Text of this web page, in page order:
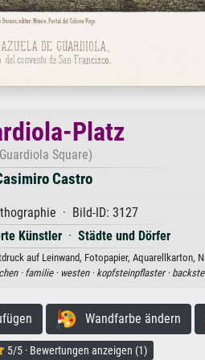
Platz
Square)
Castro
· Bild-ID: 3127
Künstler· Städte und Dörfer
auf Leinwand, Fotopapier, Aquarellkarton,
· familie · westen · kopfsteinpflaster ·
Wandfarbe ändern
5/5 · Bewertungen anzeigen (1)